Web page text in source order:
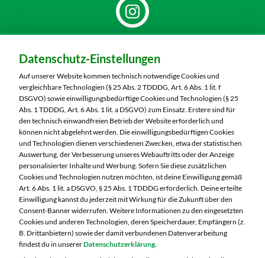
MARKTKAUF Nürnberg-Thon
Wilhelmshavener Straße 15
90425 Nürnberg
Telefon:0911 93460
Markt ändern
Öffnungszeiten diese Woche:
Mo:
07:00 – 20:00 Uhr
Di:
07:00 – 20:00 Uhr
Mi:
07:00 – 20:00 Uhr
Do:
07:00 – 20:00 Uhr
Fr:
07:00 – 20:00 Uhr
Datenschutz-Einstellungen
Auf unserer Website kommen technisch notwendige Cookies und
vergleichbare Technologien (§ 25 Abs. 2 TDDDG, Art. 6 Abs. 1 lit. f
DSGVO) sowie einwilligungsbedürftige Cookies und Technologien (§ 25
Abs. 1 TDDDG, Art. 6 Abs. 1 lit. a DSGVO) zum Einsatz. Erstere sind für
den technisch einwandfreien Betrieb der Website erforderlich und
können nicht abgelehnt werden. Die einwilligungsbedürftigen Cookies
und Technologien dienen verschiedenen Zwecken, etwa der statistischen
Auswertung, der Verbesserung unseres Webauftritts oder der Anzeige
personalisierter Inhalte und Werbung. Sofern Sie diese zusätzlichen
Cookies und Technologien nutzen möchten, ist deine Einwilligung gemäß
Art. 6 Abs. 1 lit. a DSGVO, § 25 Abs. 1 TDDDG erforderlich. Deine erteilte
Einwilligung kannst du jederzeit mit Wirkung für die Zukunft über den
Consent-Banner widerrufen. Weitere Informationen zu den eingesetzten
Cookies und anderen Technologien, deren Speicherdauer, Empfängern (z.
B. Drittanbietern) sowie der damit verbundenen Datenverarbeitung
findest du in unsererDatenschutzerklärung.